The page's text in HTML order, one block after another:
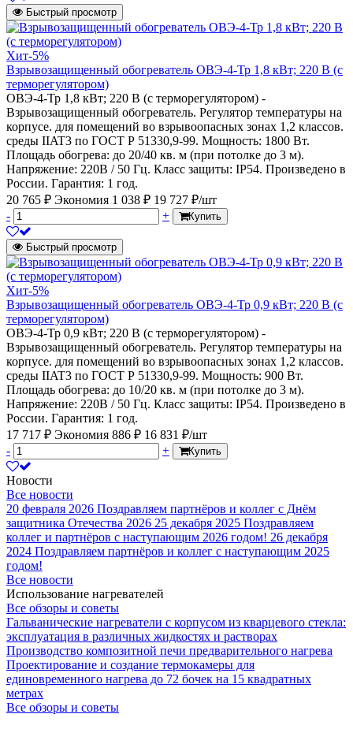
Быстрый просмотр
Хит-5%
Взрывозащищенный обогреватель ОВЭ-4-Тр 1,8 кВт; 220 В (с
терморегулятором)
ОВЭ-4-Тр 1,8 кВт; 220 В (с терморегулятором) -
Взрывозащищенный обогреватель. Регулятор температуры на
корпусе. для помещений во взрывоопасных зонах 1,2 классов.
среды IIAT3 по ГОСТ Р 51330,9-99. Мощность: 1800 Вт.
Площадь обогрева: до 20/40 кв. м (при потолке до 3 м).
Напряжение: 220В / 50 Гц. Класс защиты: IP54. Произведено в
России. Гарантия: 1 год.
20 765 ₽ Экономия 1 038 ₽ 19 727 ₽/шт
-
+ Купить
Быстрый просмотр
Хит-5%
Взрывозащищенный обогреватель ОВЭ-4-Тр 0,9 кВт; 220 В (с
терморегулятором)
ОВЭ-4-Тр 0,9 кВт; 220 В (с терморегулятором) -
Взрывозащищенный обогреватель. Регулятор температуры на
корпусе. для помещений во взрывоопасных зонах 1,2 классов.
среды IIAT3 по ГОСТ Р 51330,9-99. Мощность: 900 Вт.
Площадь обогрева: до 10/20 кв. м (при потолке до 3 м).
Напряжение: 220В / 50 Гц. Класс защиты: IP54. Произведено в
России. Гарантия: 1 год.
17 717 ₽ Экономия 886 ₽ 16 831 ₽/шт
-
+ Купить
Новости
Все новости
20 февраля 2026 Поздравляем партнёров и коллег с Днём
защитника Отечества 2026 25 декабря 2025 Поздравляем
коллег и партнёров с наступающим 2026 годом! 26 декабря
2024 Поздравляем партнёров и коллег с наступающим 2025
годом!
Все новости
Использование нагревателей
Все обзоры и советы
Гальванические нагреватели с корпусом из кварцевого стекла:
эксплуатация в различных жидкостях и растворах
Производство композитной печи предварительного нагрева
Проектирование и создание термокамеры для
единовременного нагрева до 72 бочек на 15 квадратных
метрах
Все обзоры и советы